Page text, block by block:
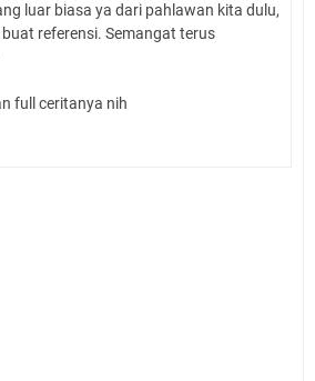
luar biasa ya dari pahlawan kita dulu,
referensi. Semangat terus
full ceritanya nih